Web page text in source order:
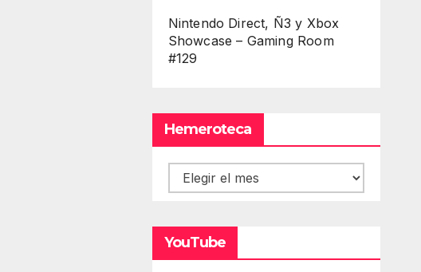
Nintendo Direct, Ñ3 y Xbox
Showcase – Gaming Room
#129
Hemeroteca
Hemeroteca
YouTube